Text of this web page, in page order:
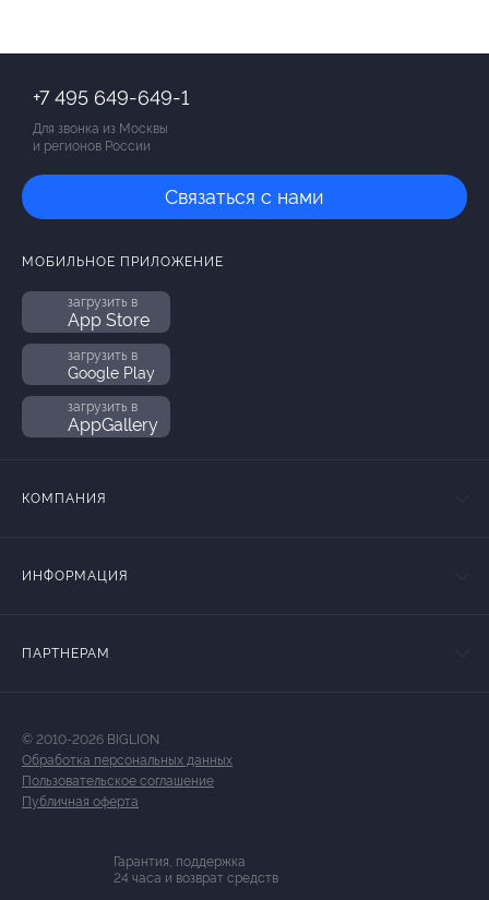
+7 495 649-649-1
Для звонка из Москвы
и регионов России
Связаться с нами
МОБИЛЬНОЕ ПРИЛОЖЕНИЕ
загрузить в
App Store
загрузить в
Google Play
загрузить в
AppGallery
КОМПАНИЯ
ИНФОРМАЦИЯ
ПАРТНЕРАМ
© 2010-2026 BIGLION
Обработка персональных данных
Пользовательское соглашение
Публичная оферта
Гарантия, поддержка
24 часа и возврат средств